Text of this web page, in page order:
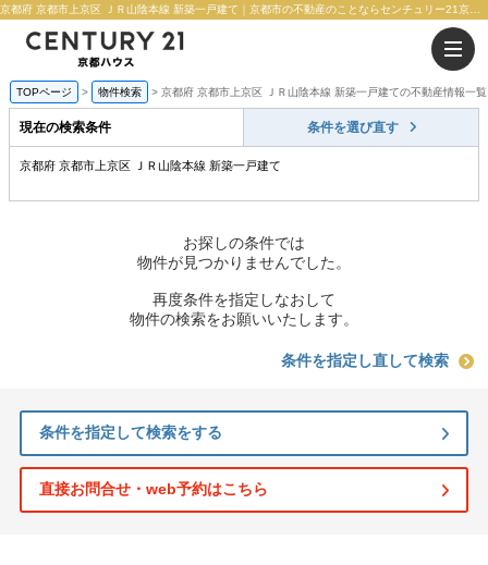
TOPページ 物件検索 京都府 京都市上京区 ＪＲ山陰本線 新築一戸建ての不動産情報一覧
現在の検索条件 条件を選び直す
京都府 京都市上京区 ＪＲ山陰本線 新築一戸建て
お探しの条件では
物件が見つかりませんでした。
再度条件を指定しなおして
物件の検索をお願いいたします。
条件を指定し直して検索
条件を指定して検索をする
直接お問合せ・web予約はこちら